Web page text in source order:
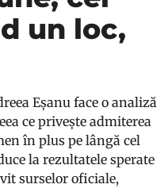
un loc,
Eșanu face o analiză
ce privește admiterea
în plus pe lângă cel
la rezultatele sperate
surselor oficiale,